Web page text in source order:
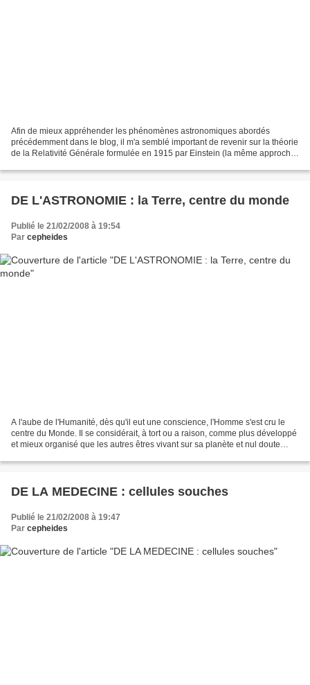
Afin de mieux appréhender les phénomènes astronomiques abordés
précédemment dans le blog, il m'a semblé important de revenir sur la théorie
de la Relativité Générale formulée en 1915 par Einstein (la même approche
DE L'ASTRONOMIE : la Terre, centre du monde
Publié le 21/02/2008 à 19:54
Par cepheides
A l'aube de l'Humanité, dès qu'il eut une conscience, l'Homme s'est cru le
centre du Monde. Il se considérait, à tort ou a raison, comme plus développé
et mieux organisé que les autres êtres vivant sur sa planète et nul doute
DE LA MEDECINE : cellules souches
Publié le 21/02/2008 à 19:47
Par cepheides